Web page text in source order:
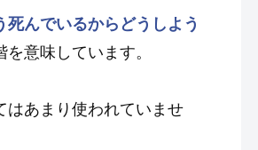
死んでいるからどうしよう
意味しています。
はあまり使われていませ